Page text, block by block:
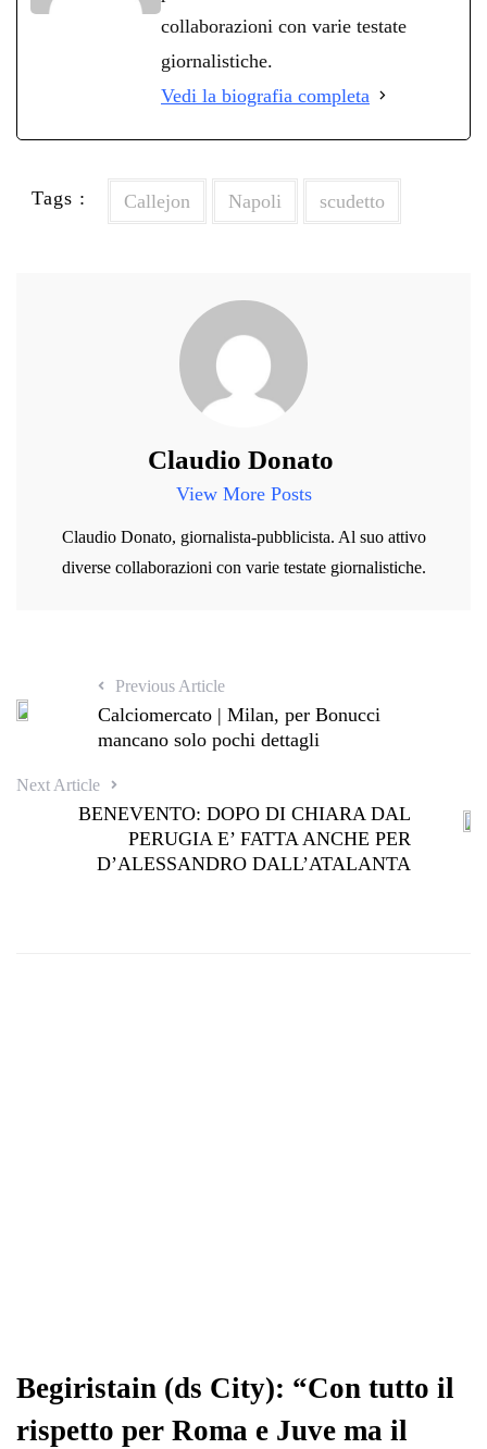
collaborazioni con varie testate
giornalistiche.
Vedi la biografia completa
Tags : Callejon Napoli scudetto
Claudio Donato
View More Posts
Claudio Donato, giornalista-pubblicista. Al suo attivo
diverse collaborazioni con varie testate giornalistiche.
Previous Article
Calciomercato | Milan, per Bonucci
mancano solo pochi dettagli
Next Article
BENEVENTO: DOPO DI CHIARA DAL
PERUGIA E’ FATTA ANCHE PER
D’ALESSANDRO DALL’ATALANTA
Begiristain (ds City): “Con tutto il
rispetto per Roma e Juve ma il